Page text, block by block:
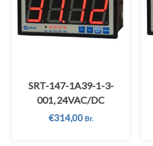
SRT-147-1A39-1-3-
001, 24VAC/DC
€314,00 Br.